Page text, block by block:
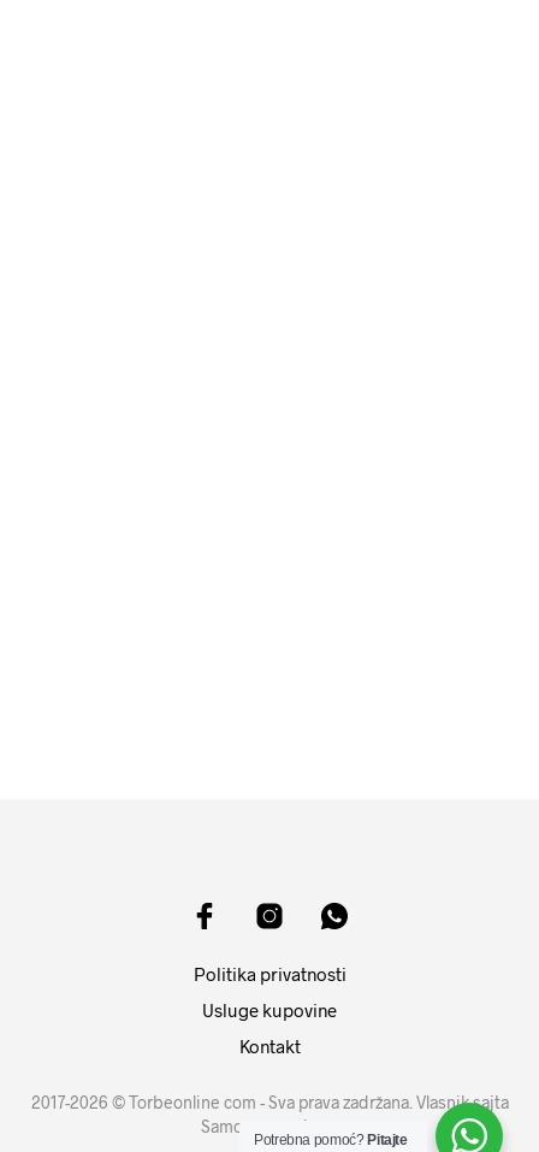
Politika privatnosti
Usluge kupovine
Kontakt
2017-2026 © Torbeonline com - Sva prava zadržana. Vlasnik sajta
Samouprava d.o.o.
Potrebna pomoć? Pitajte